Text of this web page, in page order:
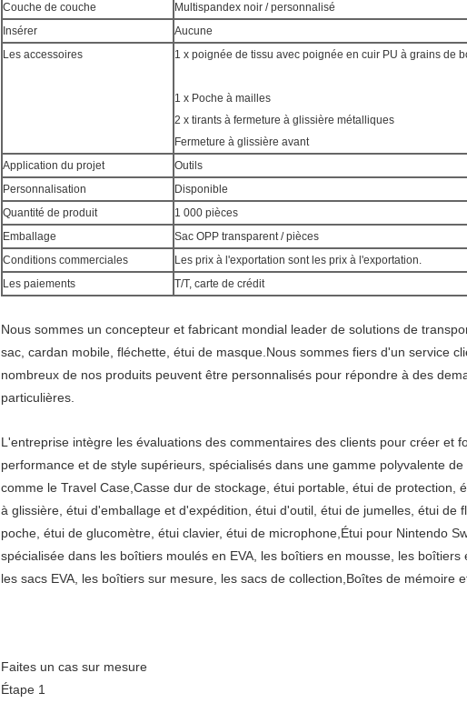
Couche de couche
Multispandex noir / personnalisé
Insérer
Aucune
Les accessoires
1 x poignée de tissu avec poignée en cuir PU à grains de
1 x Poche à mailles
2 x tirants à fermeture à glissière métalliques
Fermeture à glissière avant
Application du projet
Outils
Personnalisation
Disponible
Quantité de produit
1 000 pièces
Emballage
Sac OPP transparent / pièces
Conditions commerciales
Les prix à l'exportation sont les prix à l'exportation.
Les paiements
T/T, carte de crédit
Nous sommes un concepteur et fabricant mondial leader de solutions de
sac, cardan mobile, fléchette, étui de masque.Nous sommes fiers d'un service
nombreux de nos produits peuvent être personnalisés pour répondre à des
particulières.
L'entreprise intègre les évaluations des commentaires des clients pour créer et
performance et de style supérieurs, spécialisés dans une gamme polyvalente de
comme le Travel Case,Casse dur de stockage, étui portable, étui de protection,
à glissière, étui d'emballage et d'expédition, étui d'outil, étui de jumelles, étui de
poche, étui de glucomètre, étui clavier, étui de microphone,Étui pour Nintendo
spécialisée dans les boîtiers moulés en EVA, les boîtiers en mousse, les boîtiers
les sacs EVA, les boîtiers sur mesure, les sacs de collection,Boîtes de mémoire
Faites un cas sur mesure
Étape 1